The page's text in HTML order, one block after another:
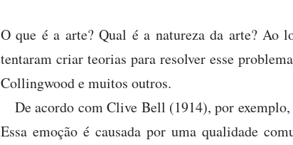
O que é a arte? Qual é a natureza da arte?
tentaram criar teorias para resolver esse
Collingwood e muitos outros.
De acordo com Clive Bell (1914), por
Essa emoção é causada por uma qualidade